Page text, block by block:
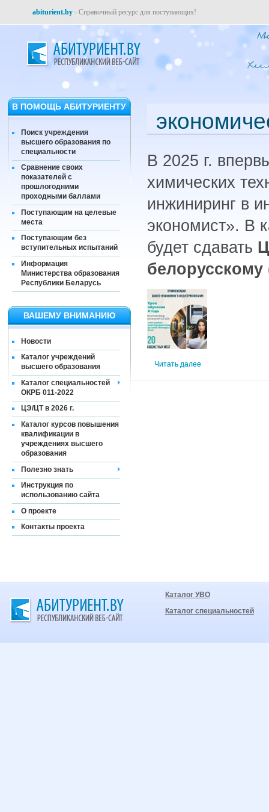
abiturient.by - Справочный ресурс для поступающих!
В ПОМОЩЬ АБИТУРИЕНТУ
Поиск учреждения
высшего образования по
специальности
Сравнение своих
показателей с
прошлогодними
проходными баллами
Поступающим на целевые
места
Поступающим без
вступительных испытаний
Информация
Министерства образования
Республики Беларусь
ВАШЕМУ ВНИМАНИЮ
Новости
Каталог учреждений
высшего образования
Каталог специальностей
ОКРБ 011-2022
ЦЭ/ЦТ в 2026 г.
Каталог курсов повышения
квалификации в
учреждениях высшего
образования
Полезно знать
Инструкция по
использованию сайта
О проекте
Контакты проекта
В 2025 г.
химических
инжиниринг в
экономист». В
будет сдавать
белорусскому
Читать далее
Каталог УВО
Каталог специальностей